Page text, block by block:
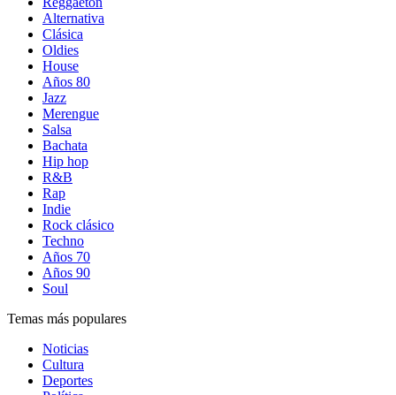
Alternativa
Clásica
Oldies
House
Años 80
Jazz
Merengue
Salsa
Bachata
Hip hop
R&B
Rap
Indie
Rock clásico
Techno
Años 70
Años 90
Soul
Temas más populares
Noticias
Cultura
Deportes